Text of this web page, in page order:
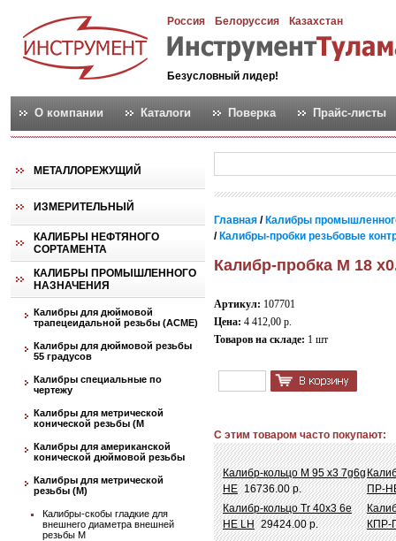
Россия Белоруссия Казахстан
Безусловный лидер!
О компании Каталоги Поверка Прайс-листы
МЕТАЛЛОРЕЖУЩИЙ
ИЗМЕРИТЕЛЬНЫЙ
КАЛИБРЫ НЕФТЯНОГО
СОРТАМЕНТА
КАЛИБРЫ ПРОМЫШЛЕННОГО
НАЗНАЧЕНИЯ
Калибры для дюймовой
трапецеидальной резьбы (АСМЕ)
Калибры для дюймовой резьбы
55 градусов
Калибры специальные по
чертежу
Калибры для метрической
конической резьбы (М
Калибры для американской
конической дюймовой резьбы
Калибры для метрической
резьбы (М)
Калибры-скобы гладкие для
внешнего диаметра внешней
резьбы М
Главная / Калибры
/ Калибры-пробки резьбовые
Калибр-пробка М 18
Артикул: 107701
Цена: 4 412,00 р.
Товаров на складе: 1 шт
С этим товаром часто покупают:
Калибр-кольцо М 95 х3 7g6g
НЕ 16736.00 р.
ПР-
Калибр-кольцо Tr 40х3 6e
НЕ LH 29424.00 р.
КПР-